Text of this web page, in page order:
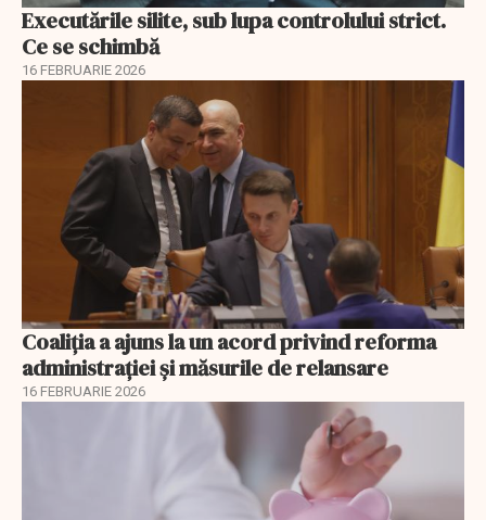
Executările silite, sub lupa controlului strict.
Ce se schimbă
16 FEBRUARIE 2026
Coaliția a ajuns la un acord privind reforma
administrației și măsurile de relansare
16 FEBRUARIE 2026